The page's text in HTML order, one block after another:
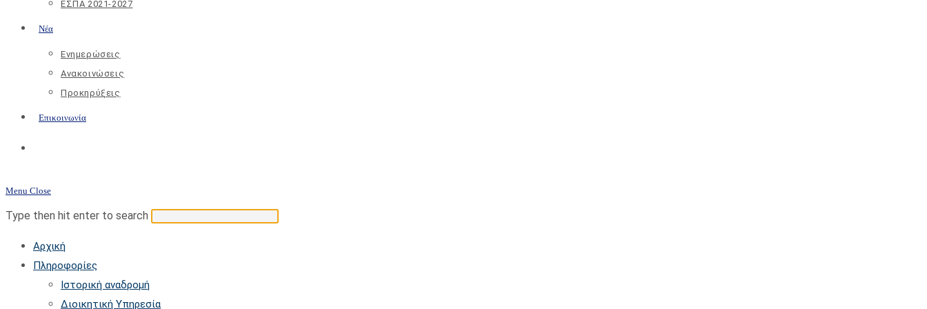
ΕΣΠΑ 2021-2027
Νέα
Ενημερώσεις
Ανακοινώσεις
Προκηρύξεις
Επικοινωνία
search
Menu Close
Search
website
Type then hit enter to search
Press
Αρχική
Πληροφορίες
Ιστορική αναδρομή
Διοικητική Υπηρεσία